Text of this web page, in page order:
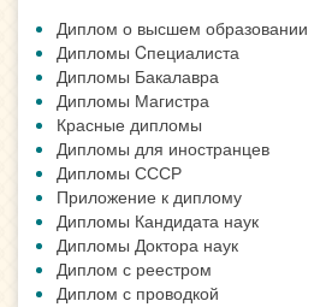
Диплом о высшем образовании
Дипломы Cпециалиста
Дипломы Бакалавра
Дипломы Магистра
Красные дипломы
Дипломы для иностранцев
Дипломы СССР
Приложение к диплому
Дипломы Кандидата наук
Дипломы Доктора наук
Диплом с реестром
Диплом с проводкой